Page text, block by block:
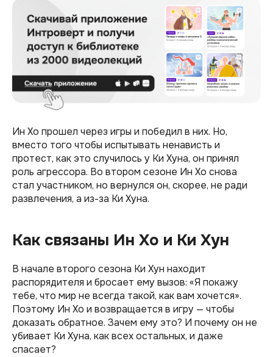
Ин Хо прошел через игры и победил в них. Но,
вместо того чтобы испытывать ненависть и
протест, как это случилось у Ки Хуна, он принял
роль агрессора. Во втором сезоне Ин Хо снова
стал участником, но вернулся он, скорее, не ради
развлечения, а из-за Ки Хуна.
Как связаны Ин Хо и Ки Хун
В начале второго сезона Ки Хун находит
распорядителя и бросает ему вызов: «Я покажу
тебе, что мир не всегда такой, как вам хочется».
Поэтому Ин Хо и возвращается в игру — чтобы
доказать обратное. Зачем ему это? И почему он не
убивает Ки Хуна, как всех остальных, и даже
спасает?